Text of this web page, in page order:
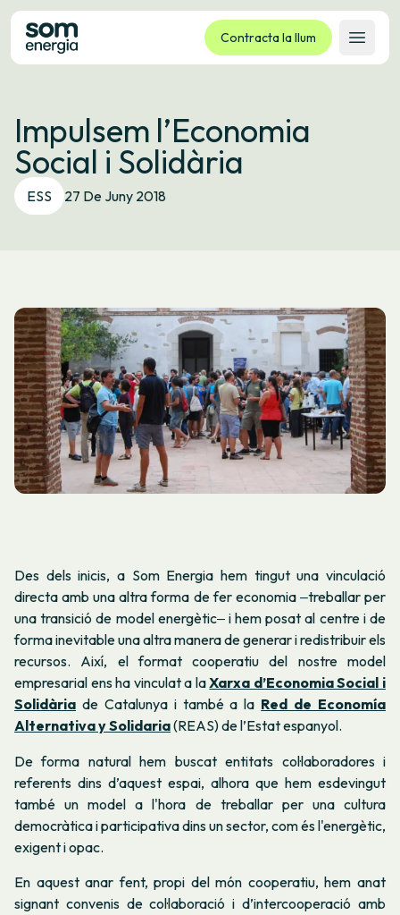
Contracta la llum
Obrir
Tarifes
Serveis
Empreses
La cooperativa
Idioma: ES CA GL EU
Impulsem l’Economia
Social i Solidària
ESS 27 De Juny 2018
Des dels inicis, a Som Energia hem tingut una vinculació
directa amb una altra forma de fer economia ‒treballar per
una transició de model energètic‒ i hem posat al centre i de
forma inevitable una altra manera de generar i redistribuir els
recursos. Així, el format cooperatiu del nostre model
empresarial ens ha vinculat a laXarxa d’Economia Social i
Solidària de Catalunya i també a la Red de Economía
Alternativa y Solidaria(REAS) de l’Estat espanyol.
De forma natural hem buscat entitats col·laboradores i
referents dins d’aquest espai, alhora que hem esdevingut
també un model a l'hora de treballar per una cultura
democràtica i participativa dins un sector, com és l'energètic,
exigent i opac.
En aquest anar fent, propi del món cooperatiu, hem anat
signant convenis de col·laboració i d’intercooperació amb